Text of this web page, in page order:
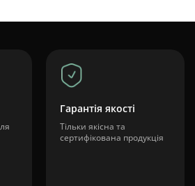
Гарантія якості
Тільки якісна та
сертифікована продукція